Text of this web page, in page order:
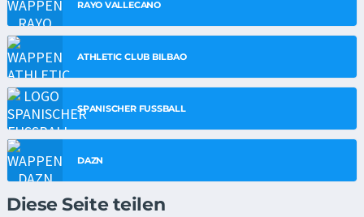
RAYO VALLECANO
ATHLETIC CLUB BILBAO
SPANISCHER FUSSBALL
DAZN
Diese Seite teilen